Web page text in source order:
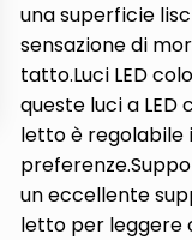
una superficie
sensazione di
tatto.Luci LED
queste luci a
letto è regolabile
un eccellente
letto per leggere